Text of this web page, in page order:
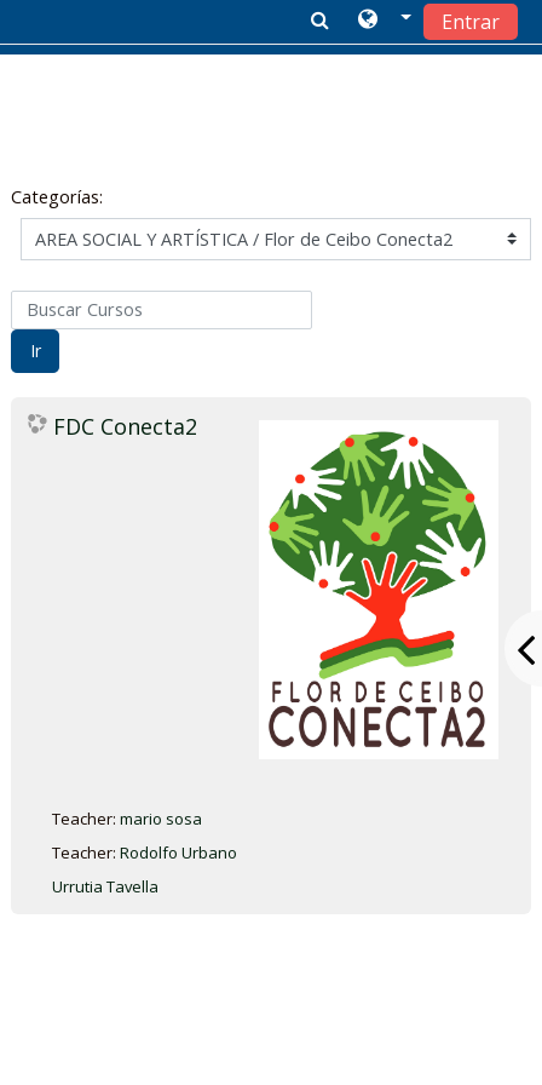
Entrar
Categorías:
Buscar Cursos
Ir
FDC Conecta2
Teacher:mario sosa
Teacher:Rodolfo Urbano
Urrutia Tavella